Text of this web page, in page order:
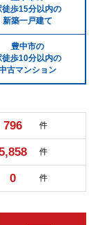
徒歩15分以内の
新築一戸建て
豊中市の
徒歩10分以内の
古マンション
796 件
件
0 件